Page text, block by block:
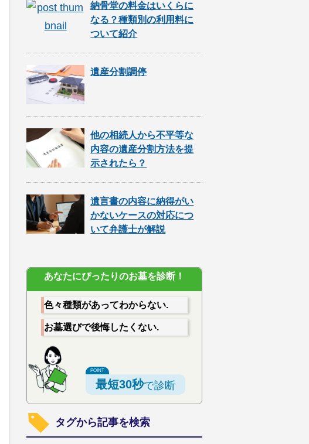
納骨堂の料金はいくらに
なる？種類別の利用料に
ついて紹介
遺産分割調停
他の相続人から不平等な
内容の遺産分割方法を提
示されたら？
遺言書の内容に納得がい
かないケースの対応につ
いて弁護士が解説
あなたにぴったりのお墓を診断！
色々種類があってわからない.
お墓選びで後悔したくない.
最短30秒で診断
タグから記事を検索